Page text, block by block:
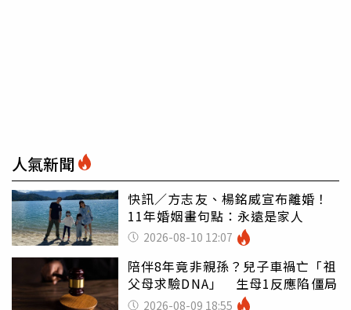
人氣新聞
快訊／方志友、楊銘威宣布離婚！
11年婚姻畫句點：永遠是家人
2026-08-10 12:07
陪伴8年竟非親孫？兒子車禍亡「祖
父母求驗DNA」 生母1反應陷僵局
2026-08-09 18:55